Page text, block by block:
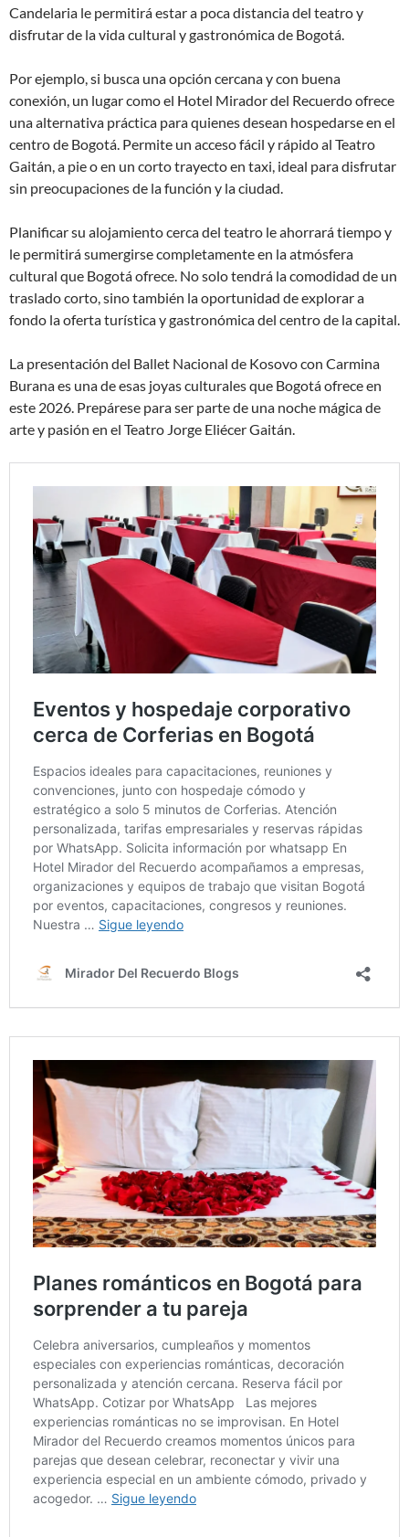
Candelaria le permitirá estar a poca distancia del teatro y
disfrutar de la vida cultural y gastronómica de Bogotá.
Por ejemplo, si busca una opción cercana y con buena
conexión, un lugar como el Hotel Mirador del Recuerdo ofrece
una alternativa práctica para quienes desean hospedarse en el
centro de Bogotá. Permite un acceso fácil y rápido al Teatro
Gaitán, a pie o en un corto trayecto en taxi, ideal para disfrutar
sin preocupaciones de la función y la ciudad.
Planificar su alojamiento cerca del teatro le ahorrará tiempo y
le permitirá sumergirse completamente en la atmósfera
cultural que Bogotá ofrece. No solo tendrá la comodidad de un
traslado corto, sino también la oportunidad de explorar a
fondo la oferta turística y gastronómica del centro de la capital.
La presentación del Ballet Nacional de Kosovo con Carmina
Burana es una de esas joyas culturales que Bogotá ofrece en
este 2026. Prepárese para ser parte de una noche mágica de
arte y pasión en el Teatro Jorge Eliécer Gaitán.